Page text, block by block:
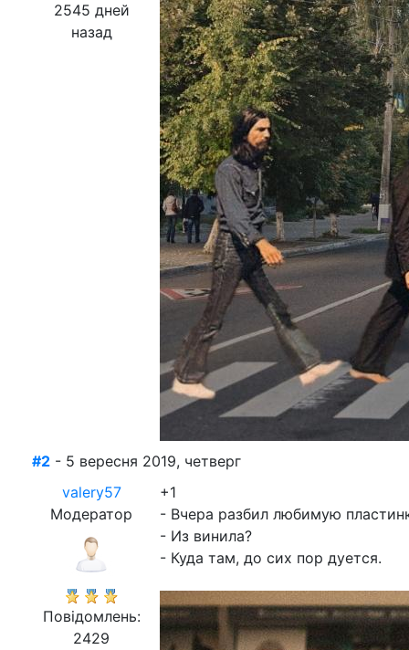
2545 дней
назад
#2 - 5 вересня 2019, четверг
valery57
Модератор
Повідомлень:
2429
+1
- Вчера разбил любимую
- Из винила?
- Куда там, до сих пор дуется.